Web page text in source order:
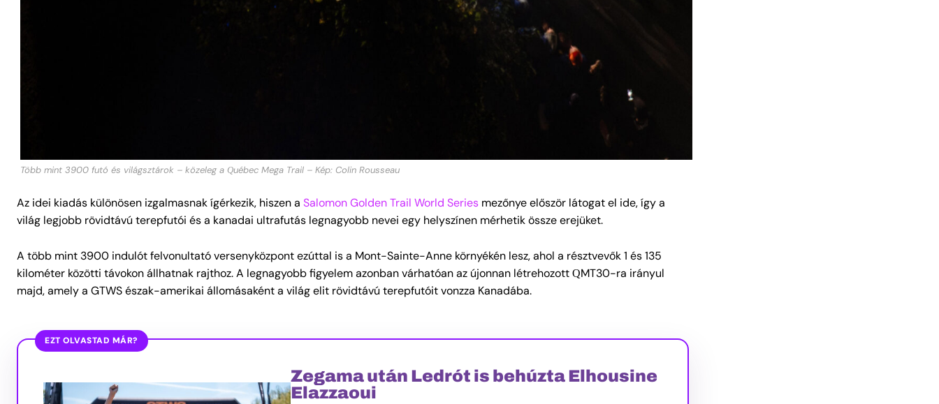
Több mint 3900 futó és világsztárok – közeleg a Québec Mega Trail – Kép: Colin Rousseau
Az idei kiadás különösen izgalmasnak ígérkezik, hiszen a Salomon Golden Trail World Series mezőnye először látogat el ide, így a
világ legjobb rövidtávú terepfutói és a kanadai ultrafutás legnagyobb nevei egy helyszínen mérhetik össze erejüket.
A több mint 3900 indulót felvonultató versenyközpont ezúttal is a Mont-Sainte-Anne környékén lesz, ahol a résztvevők 1 és 135
kilométer közötti távokon állhatnak rajthoz. A legnagyobb figyelem azonban várhatóan az újonnan létrehozott QMT30-ra irányul
majd, amely a GTWS észak-amerikai állomásaként a világ elit rövidtávú terepfutóit vonzza Kanadába.
EZT OLVASTAD MÁR?
Zegama után Ledrót is behúzta Elhousine
Elazzaoui